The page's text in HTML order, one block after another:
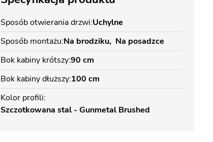
Sposób otwierania drzwi Uchylne
Sposób montażu Na brodziku Na posadzce
Bok kabiny krótszy90 cm
Bok kabiny dłuższy 100 cm
Kolor profili
Szczotkowana stal - Gunmetal Brushed